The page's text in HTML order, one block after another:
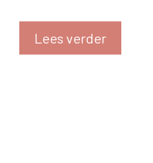
Lees verder